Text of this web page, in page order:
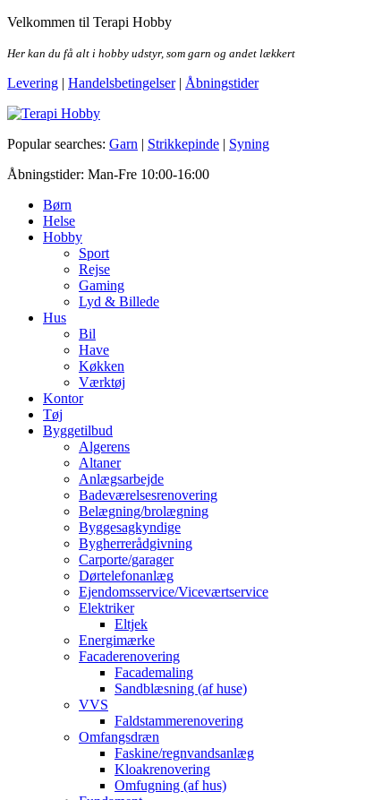
Skip
the
Velkommen til Terapi Hobby
Her kan du få alt i hobby udstyr, som garn og andet lækkert
Levering | Handelsbetingelser| Åbningstider
Terapi Hobby
Popular searches: Garn | Strikkepinde | Syning
Åbningstider: Man-Fre 10:00-16:00
Børn
Helse
Hobby
Sport
Rejse
Gaming
Lyd & Billede
Hus
Bil
Have
Køkken
Værktøj
Kontor
Tøj
Byggetilbud
Algerens
Altaner
Anlægsarbejde
Badeværelsesrenovering
Belægning/brolægning
Byggesagkyndige
Bygherrerådgivning
Carporte/garager
Dørtelefonanlæg
Ejendomsservice/Viceværtservice
Elektriker
Eltjek
Energimærke
Facaderenovering
Facademaling
Sandblæsning (af huse)
VVS
Faldstammerenovering
Omfangsdræn
Faskine/regnvandsanlæg
Kloakrenovering
Omfugning (af hus)